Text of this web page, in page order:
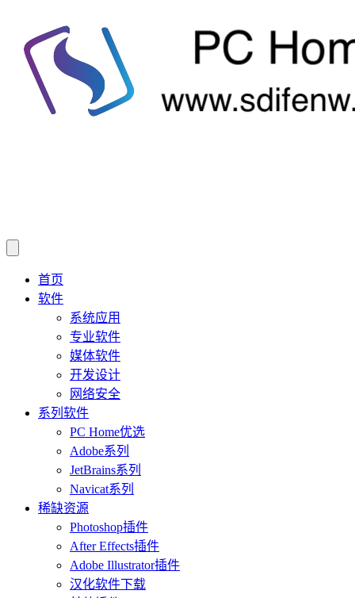
首页
软件
系统应用
专业软件
媒体软件
开发设计
网络安全
系列软件
PC Home优选
Adobe系列
JetBrains系列
Navicat系列
稀缺资源
Photoshop插件
After Effects插件
Adobe Illustrator插件
汉化软件下载